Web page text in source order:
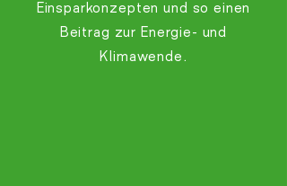
Einsparkonzepten und so einen
Beitrag zur Energie- und
Klimawende.